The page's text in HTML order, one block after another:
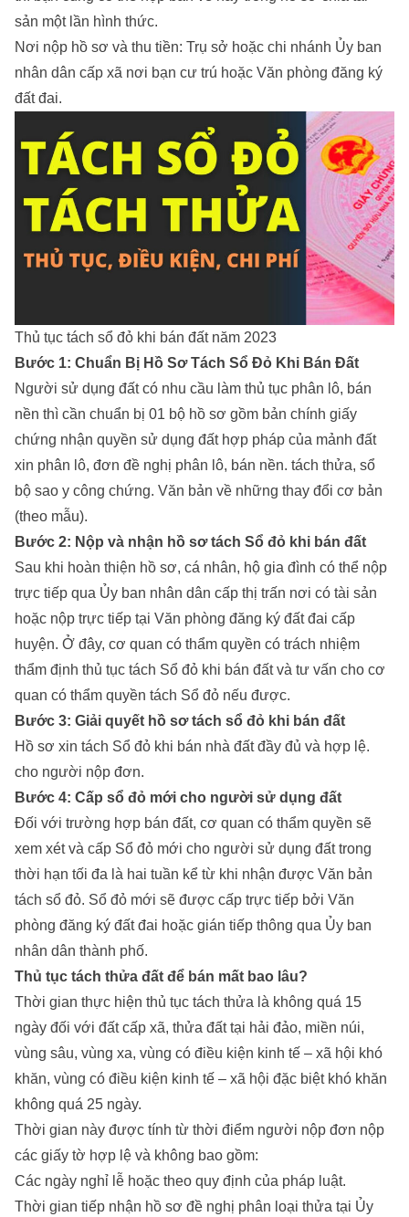
sản một lần hình thức.
Nơi nộp hồ sơ và thu tiền: Trụ sở hoặc chi nhánh Ủy ban
nhân dân cấp xã nơi bạn cư trú hoặc Văn phòng đăng ký
đất đai.
Thủ tục tách sổ đỏ khi bán đất năm 2023
Bước 1: Chuẩn Bị Hồ Sơ Tách Sổ Đỏ Khi Bán Đất
Người sử dụng đất có nhu cầu làm thủ tục phân lô, bán
nền thì cần chuẩn bị 01 bộ hồ sơ gồm bản chính giấy
chứng nhận quyền sử dụng đất hợp pháp của mảnh đất
xin phân lô, đơn đề nghị phân lô, bán nền. tách thửa, sổ
bộ sao y công chứng. Văn bản về những thay đổi cơ bản
(theo mẫu).
Bước 2: Nộp và nhận hồ sơ tách Sổ đỏ khi bán đất
Sau khi hoàn thiện hồ sơ, cá nhân, hộ gia đình có thể nộp
trực tiếp qua Ủy ban nhân dân cấp thị trấn nơi có tài sản
hoặc nộp trực tiếp tại Văn phòng đăng ký đất đai cấp
huyện. Ở đây, cơ quan có thẩm quyền có trách nhiệm
thẩm định thủ tục tách Sổ đỏ khi bán đất và tư vấn cho cơ
quan có thẩm quyền tách Sổ đỏ nếu được.
Bước 3: Giải quyết hồ sơ tách sổ đỏ khi bán đất
Hồ sơ xin tách Sổ đỏ khi bán nhà đất đầy đủ và hợp lệ.
cho người nộp đơn.
Bước 4: Cấp sổ đỏ mới cho người sử dụng đất
Đối với trường hợp bán đất, cơ quan có thẩm quyền sẽ
xem xét và cấp Sổ đỏ mới cho người sử dụng đất trong
thời hạn tối đa là hai tuần kể từ khi nhận được Văn bản
tách sổ đỏ. Sổ đỏ mới sẽ được cấp trực tiếp bởi Văn
phòng đăng ký đất đai hoặc gián tiếp thông qua Ủy ban
nhân dân thành phố.
Thủ tục tách thửa đất để bán mất bao lâu?
Thời gian thực hiện thủ tục tách thửa là không quá 15
ngày đối với đất cấp xã, thửa đất tại hải đảo, miền núi,
vùng sâu, vùng xa, vùng có điều kiện kinh tế – xã hội khó
khăn, vùng có điều kiện kinh tế – xã hội đặc biệt khó khăn
không quá 25 ngày.
Thời gian này được tính từ thời điểm người nộp đơn nộp
các giấy tờ hợp lệ và không bao gồm:
Các ngày nghỉ lễ hoặc theo quy định của pháp luật.
Thời gian tiếp nhận hồ sơ đề nghị phân loại thửa tại Ủy